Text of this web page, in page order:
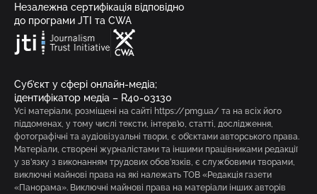
Незалежна сертифікація відповідно
до програми JTI та CWA
Суб’єкт у сфері онлайн-медіа;
ідентифікатор медіа – R40-03130
Усі матеріали, розміщені на сайті https://pmg.ua/ та на всіх його
піддоменах, у тому числі тексти, інтерв’ю, статті, дослідження,
фотографічні та аудіовізуальні твори, є об’єктами авторського права.
Матеріали, створені журналістами та іншими працівниками редакції
у зв’язку з виконанням трудових обов’язків, є службовими творами,
виключні майнові права на які належать ТОВ «Редакція газети
«Панорама». Виключні майнові права на матеріали інших авторів